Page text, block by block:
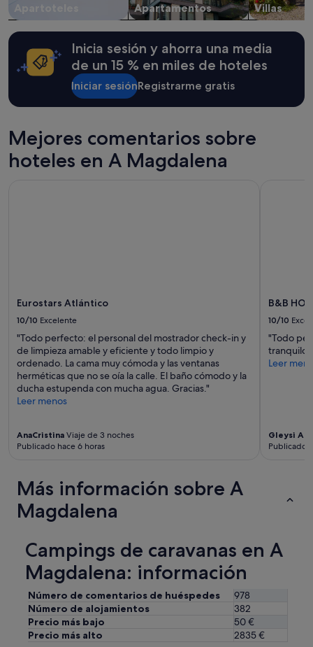
,
r
s
u
t
o
i
e
"
Pueden
aplicarse
términos
condiciones
adicionales.
Apartoteles Apartamentos Villas
Inicia sesión y ahorra una media
de un 15 % en miles de hoteles
Iniciar sesiónRegistrarme gratis
Mejores comentarios sobre
hoteles en A Magdalena
Eurostars Atlántico
10/10 Excelente
"Todo perfecto: el personal del mostrador check-in y
de limpieza amable y eficiente y todo limpio y
ordenado. La cama muy cómoda y las ventanas
herméticas que no se oía la calle. El baño cómodo y la
ducha estupenda con mucha agua. Gracias."
Leer menos
AnaCristina Viaje de 3 noches
Publicado hace 6 horas
B&B
10/10
"Todo
tranquilo.
Leer
Gleysi
Publicado
Más información sobre A
Magdalena
Campings de caravanas en A
Magdalena: información
Número de comentarios de huéspedes
978
Número de alojamientos
382
Precio más bajo
50 €
Precio más alto
2835 €